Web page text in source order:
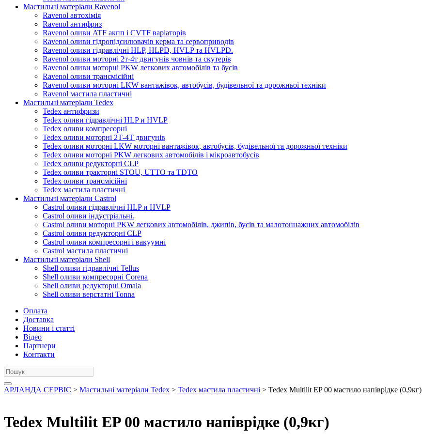
Мастильні матеріали Ravenol
Ravenol автохімія
Ravenol антифриз
Ravenol оливи ATF акпп і CVTF варіаторів
Ravenol оливи гідропідсилювачів керма та сервоприводів
Ravenol оливи гідравлічні HLP, HLPD, HVLP та HVLPD.
Ravenol оливи моторні 2т-4т двигунів човнів та скутерів
Ravenol оливи моторні PKW легкових автомобілів та бусів
Ravenol оливи трансмісійні
Ravenol оливи моторні LKW вантажівок, автобусів, будівельної та дорожньої техніки
Ravenol мастила пластичні
Мастильні матеріали Tedex
Tedex антифризи
Tedex оливи гідравлічні HLP и HVLP
Tedex оливи компресорні
Tedex оливи моторні 2Т-4Т двигунів
Tedex оливи моторні LKW моторні вантажівок, автобусів, будівельної та дорожньої техніки
Tedex оливи моторні PKW легкових автомобілів і мікроавтобусів
Tedex оливи редукторні CLP
Tedex оливи тракторні STOU, UTTO та TDTO
Tedex оливи трансмісійні
Tedex мастила пластичні
Мастильні матеріали Castrol
Castrol оливи гідравлічні HLP и HVLP
Castrol оливи індустріальні.
Castrol оливи моторні PKW легкових автомобілів, джипів, бусів та малотоннажних автомобілів
Castrol оливи редукторні CLP
Castrol оливи компресорні і вакуумні
Castrol мастила пластичні
Мастильні матеріали Shell
Shell оливи гідравлічні Tellus
Shell оливи компресорні Corena
Shell оливи редукторні Omala
Shell оливи верстатні Tonna
Оплата
Доставка
Новини і статті
Відео
Партнери
Контакти
АРЛАНДА СЕРВІС > Мастильні матеріали Tedex > Tedex мастила пластичні > Tedex Multilit EP 00 мастило напіврідке (0,9кг)
Tedex Multilit EP 00 мастило напіврідке (0,9кг)